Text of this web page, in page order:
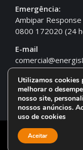
Emergência:
Ambipar Response
0800 172020 (24
E-mail
© 2024 – Energis
Uma
Utilizamos cookies
melhorar o
nosso site,
nossos anúncios.
uso de cookies
Aceitar